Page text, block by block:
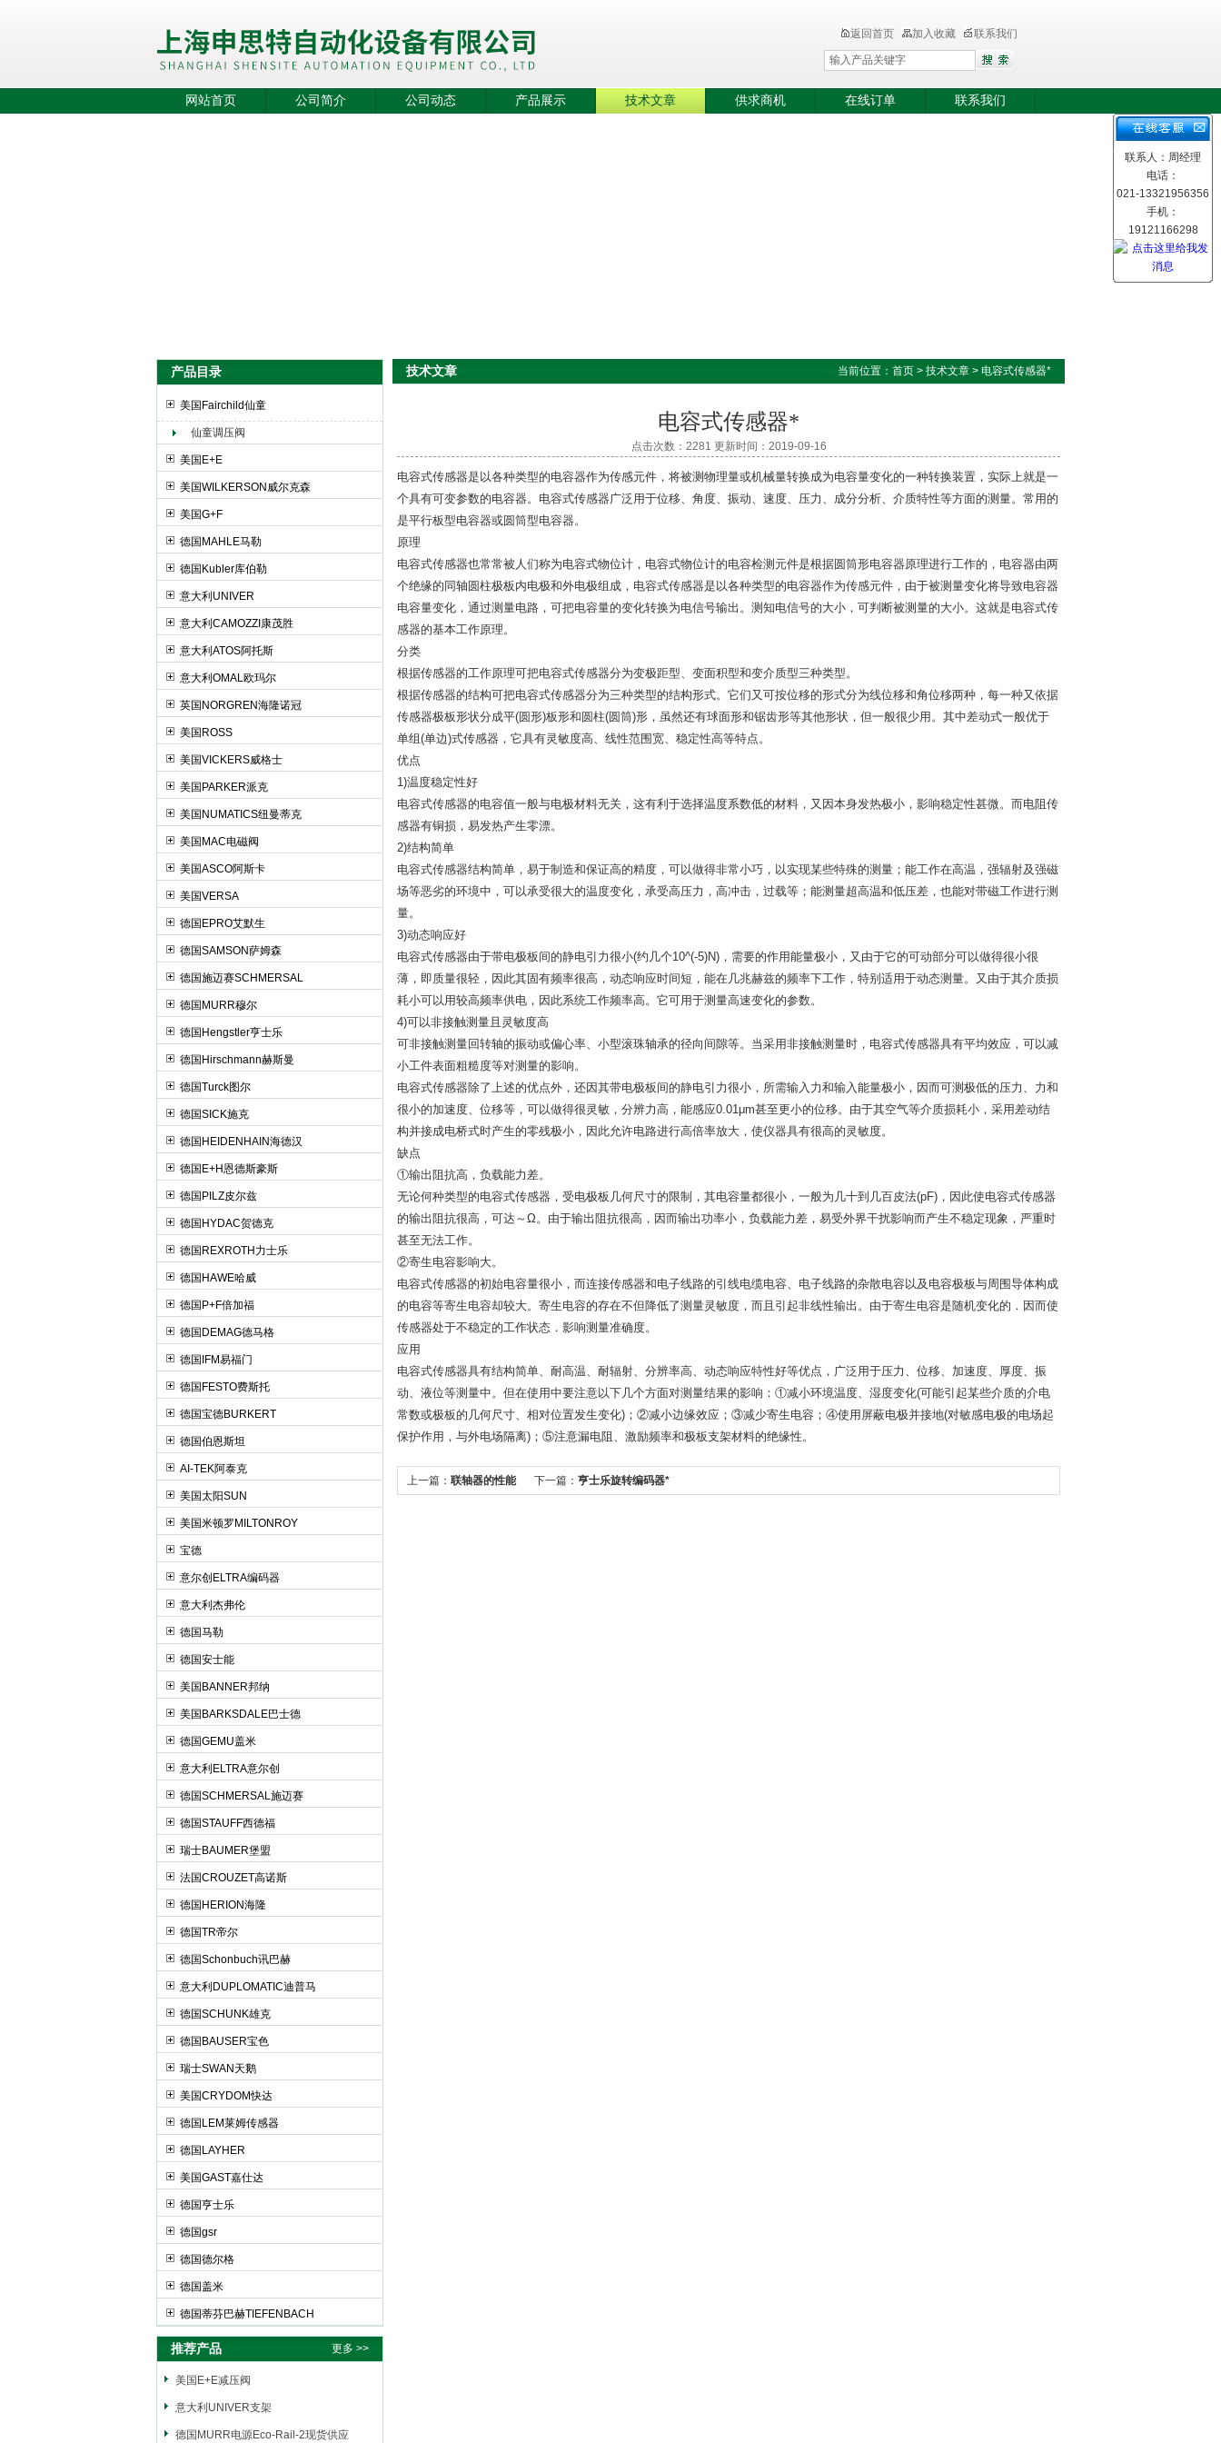
上海申思特自动化设备有限公司
返回首页 加入收藏 联系我们
网站首页 公司简介 公司动态 产品展示 技术文章 供求商机 在线订单 联系我们
产品目录
美国Fairchild仙童
仙童调压阀
美国E+E
美国WILKERSON威尔克森
美国G+F
德国MAHLE马勒
德国Kubler库伯勒
意大利UNIVER
意大利CAMOZZI康茂胜
意大利ATOS阿托斯
意大利OMAL欧玛尔
英国NORGREN海隆诺冠
美国ROSS
美国VICKERS威格士
美国PARKER派克
美国NUMATICS纽曼蒂克
美国MAC电磁阀
美国ASCO阿斯卡
美国VERSA
德国EPRO艾默生
德国SAMSON萨姆森
德国施迈赛SCHMERSAL
德国MURR穆尔
德国Hengstler亨士乐
德国Hirschmann赫斯曼
德国Turck图尔
德国SICK施克
德国HEIDENHAIN海德汉
德国E+H恩德斯豪斯
德国PILZ皮尔兹
德国HYDAC贺德克
德国REXROTH力士乐
德国HAWE哈威
德国P+F倍加福
德国DEMAG德马格
德国IFM易福门
德国FESTO费斯托
德国宝德BURKERT
德国伯恩斯坦
AI-TEK阿泰克
美国太阳SUN
美国米顿罗MILTONROY
宝德
意尔创ELTRA编码器
意大利杰弗伦
德国马勒
德国安士能
美国BANNER邦纳
美国BARKSDALE巴士德
德国GEMU盖米
意大利ELTRA意尔创
德国SCHMERSAL施迈赛
德国STAUFF西德福
瑞士BAUMER堡盟
法国CROUZET高诺斯
德国HERION海隆
德国TR帝尔
德国Schonbuch讯巴赫
意大利DUPLOMATIC迪普马
德国SCHUNK雄克
德国BAUSER宝色
瑞士SWAN天鹅
美国CRYDOM快达
德国LEM莱姆传感器
德国LAYHER
美国GAST嘉仕达
德国亨士乐
德国gsr
德国德尔格
德国盖米
德国蒂芬巴赫TIEFENBACH
推荐产品 更多 >>
美国E+E减压阀
意大利UNIVER支架
德国MURR电源Eco-Rail-2现货供应
技术文章 当前位置： 首页 > 技术文章 > 电容式传感器*
电容式传感器*
点击次数：2281 更新时间：2019-09-16
电容式传感器是以各种类型的电容器作为传感元件，将被测物理量或机械量转换成为电容量变化的一种转换装置，实际上就是一
个具有可变参数的电容器。电容式传感器广泛用于位移、角度、振动、速度、压力、成分分析、介质特性等方面的测量。常用的
是平行板型电容器或圆筒型电容器。
原理
电容式传感器也常常被人们称为电容式物位计，电容式物位计的电容检测元件是根据圆筒形电容器原理进行工作的，电容器由两
个绝缘的同轴圆柱极板内电极和外电极组成，电容式传感器是以各种类型的电容器作为传感元件，由于被测量变化将导致电容器
电容量变化，通过测量电路，可把电容量的变化转换为电信号输出。测知电信号的大小，可判断被测量的大小。这就是电容式传
感器的基本工作原理。
分类
根据传感器的工作原理可把电容式传感器分为变极距型、变面积型和变介质型三种类型。
根据传感器的结构可把电容式传感器分为三种类型的结构形式。它们又可按位移的形式分为线位移和角位移两种，每一种又依据
传感器极板形状分成平(圆形)板形和圆柱(圆筒)形，虽然还有球面形和锯齿形等其他形状，但一般很少用。其中差动式一般优于
单组(单边)式传感器，它具有灵敏度高、线性范围宽、稳定性高等特点。
优点
1)温度稳定性好
电容式传感器的电容值一般与电极材料无关，这有利于选择温度系数低的材料，又因本身发热极小，影响稳定性甚微。而电阻传
感器有铜损，易发热产生零漂。
2)结构简单
电容式传感器结构简单，易于制造和保证高的精度，可以做得非常小巧，以实现某些特殊的测量；能工作在高温，强辐射及强磁
场等恶劣的环境中，可以承受很大的温度变化，承受高压力，高冲击，过载等；能测量超高温和低压差，也能对带磁工作进行测
量。
3)动态响应好
电容式传感器由于带电极板间的静电引力很小(约几个10^(-5)N)，需要的作用能量极小，又由于它的可动部分可以做得很小很
薄，即质量很轻，因此其固有频率很高，动态响应时间短，能在几兆赫兹的频率下工作，特别适用于动态测量。又由于其介质损
耗小可以用较高频率供电，因此系统工作频率高。它可用于测量高速变化的参数。
4)可以非接触测量且灵敏度高
可非接触测量回转轴的振动或偏心率、小型滚珠轴承的径向间隙等。当采用非接触测量时，电容式传感器具有平均效应，可以减
小工件表面粗糙度等对测量的影响。
电容式传感器除了上述的优点外，还因其带电极板间的静电引力很小，所需输入力和输入能量极小，因而可测极低的压力、力和
很小的加速度、位移等，可以做得很灵敏，分辨力高，能感应0.01μm甚至更小的位移。由于其空气等介质损耗小，采用差动结
构并接成电桥式时产生的零残极小，因此允许电路进行高倍率放大，使仪器具有很高的灵敏度。
缺点
①输出阻抗高，负载能力差。
无论何种类型的电容式传感器，受电极板几何尺寸的限制，其电容量都很小，一般为几十到几百皮法(pF)，因此使电容式传感器
的输出阻抗很高，可达～Ω。由于输出阻抗很高，因而输出功率小，负载能力差，易受外界干扰影响而产生不稳定现象，严重时
甚至无法工作。
②寄生电容影响大。
电容式传感器的初始电容量很小，而连接传感器和电子线路的引线电缆电容、电子线路的杂散电容以及电容极板与周围导体构成
的电容等寄生电容却较大。寄生电容的存在不但降低了测量灵敏度，而且引起非线性输出。由于寄生电容是随机变化的．因而使
传感器处于不稳定的工作状态．影响测量准确度。
应用
电容式传感器具有结构简单、耐高温、耐辐射、分辨率高、动态响应特性好等优点，广泛用于压力、位移、加速度、厚度、振
动、液位等测量中。但在使用中要注意以下几个方面对测量结果的影响：①减小环境温度、湿度变化(可能引起某些介质的介电
常数或极板的几何尺寸、相对位置发生变化)；②减小边缘效应；③减少寄生电容；④使用屏蔽电极并接地(对敏感电极的电场起
保护作用，与外电场隔离)；⑤注意漏电阻、激励频率和极板支架材料的绝缘性。
上一篇： 联轴器的性能 下一篇： 亨士乐旋转编码器*
联系人：周经理
电话：
021-13321956356
手机：
19121166298